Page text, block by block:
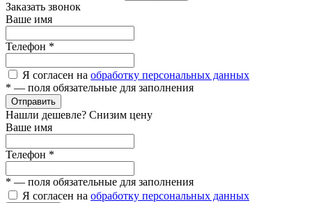
Заказать звонок
Ваше имя
Телефон *
Я согласен на обработку персональных данных
* — поля обязательные для заполнения
Отправить
Нашли дешевле? Снизим цену
Ваше имя
Телефон *
* — поля обязательные для заполнения
Я согласен на обработку персональных данных